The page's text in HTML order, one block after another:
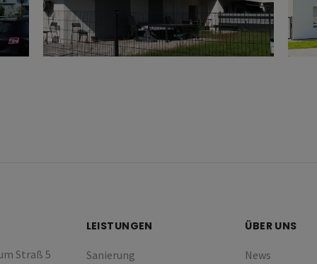
Straß 5
LEISTUNGEN
Sanierung
ÜBER UNS
News